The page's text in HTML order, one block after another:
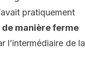
pratiquement
manière ferme
l’intermédiaire de la